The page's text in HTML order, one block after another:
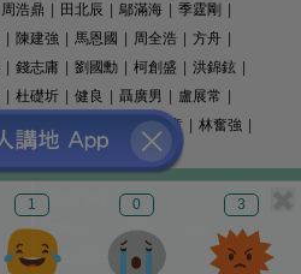
1 0 3
周浩鼎 田北辰 鄔滿海 季霆剛
陳建強 馬恩國 周全浩 方舟
錢志庸 劉國勳 柯創盛 洪錦鉉
杜礎圻 健良 聶廣男 盧展常
姚銘 精選文章 林奮強
© 港人講地
電郵: speakout@speakout.hk
傳真: 85228041301